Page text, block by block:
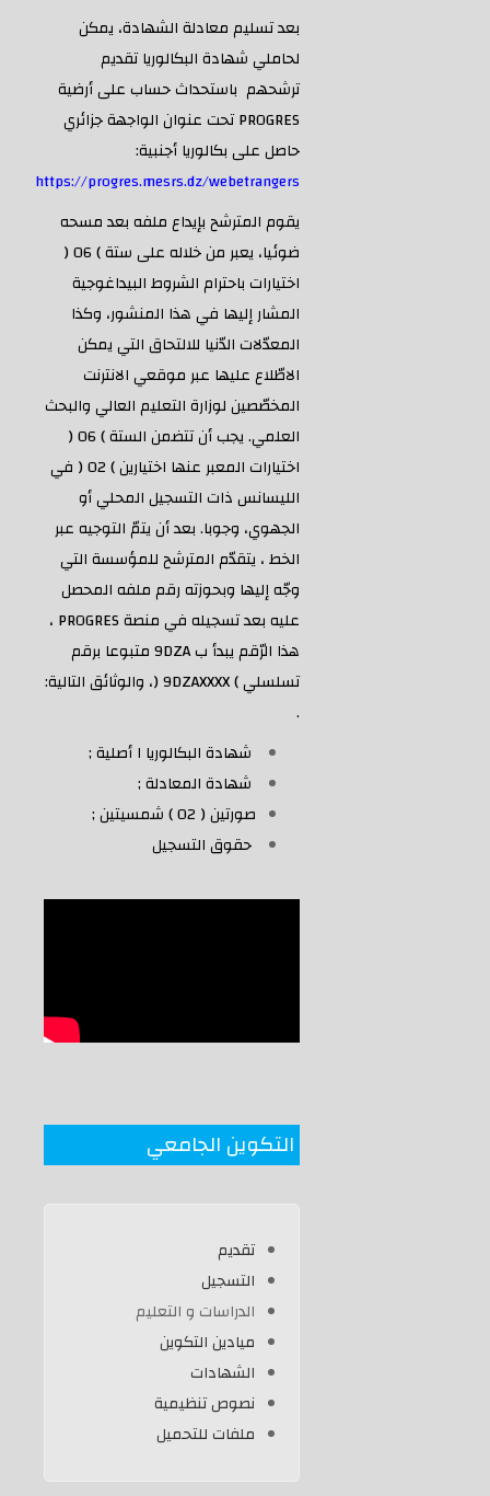
بعد تسليم معادلة الشهادة، يمكن
لحاملي شهادة البكالوريا تقديم
ترشحهم باستحداث حساب على أرضية
PROGRES تحت عنوان الواجهة جزائري
حاصل على بكالوريا أجنبية:
https://progres.mesrs.dz/webetrangers
يقوم المترشح بإيداع ملفه بعد مسحه
ضوئيا، يعبر من خلاله على ستة ) 06 (
اختيارات باحترام الشروط البيداغوجية
المشار إليها في هذا المنشور، وكذا
المعدّلات الدّنيا للالتحاق التي يمكن
الاطّلاع عليها عبر موقعي الانترنت
المخصّصين لوزارة التعليم العالي والبحث
العلمي. يجب أن تتضمن الستة ) 06 (
اختيارات المعبر عنها اختيارين ) 02 ( في
الليسانس ذات التسجيل المحلي أو
الجهوي، وجوبا. بعد أن يتمّ التوجيه عبر
الخط ، يتقدّم المترشح للمؤسسة التي
وجّه إليها وبحوزته رقم ملفه المحصل
عليه بعد تسجيله في منصة PROGRES ،
هذا الرّقم يبدأ ب 9DZA متبوعا برقم
تسلسلي ) 9DZAXXXX (، والوثائق التالية:
.
شهادة البكالوريا ا أصلية ;
شهادة المعادلة ;
صورتين ( 02 ) شمسيتين ;
حقوق التسجيل
التكوين الجامعي
تقديم
التسجيل
الدراسات و التعليم
ميادين التكوين
الشهادات
نصوص تنظيمية
ملفات للتحميل